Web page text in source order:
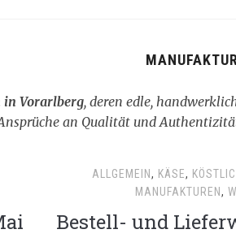
Vorarlberg, deren edle,
an Qualität und
ALLGEMEIN, KÄSE,
MANUFAKTUREN,
Bestell- und